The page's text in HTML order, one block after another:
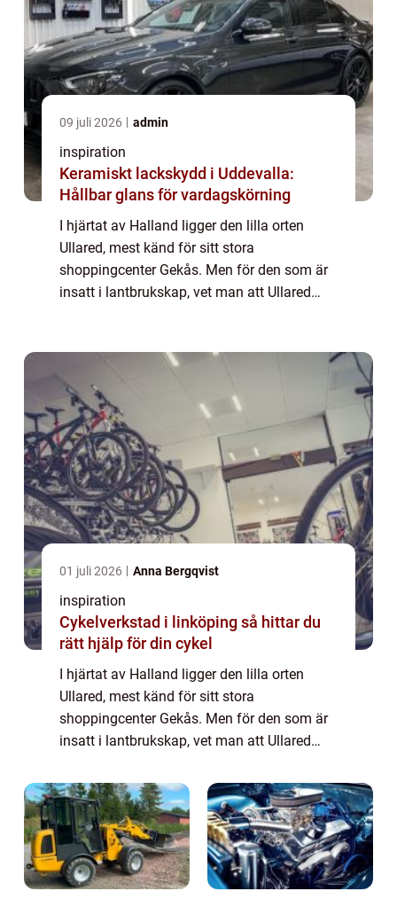
09 juli 2026 admin
inspiration
Keramiskt lackskydd i Uddevalla:
Hållbar glans för vardagskörning
I hjärtat av Halland ligger den lilla orten
Ullared, mest känd för sitt stora
shoppingcenter Gekås. Men för den som är
insatt i lantbrukskap, vet man att Ullared
01 juli 2026 Anna Bergqvist
inspiration
Cykelverkstad i linköping så hittar du
rätt hjälp för din cykel
I hjärtat av Halland ligger den lilla orten
Ullared, mest känd för sitt stora
shoppingcenter Gekås. Men för den som är
insatt i lantbrukskap, vet man att Ullared